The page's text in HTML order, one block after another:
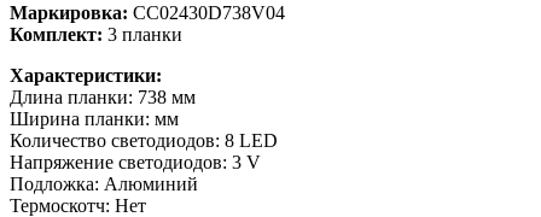
Маркировка: CC02430D738V04
Комплект: 3 планки
Характеристики:
Длина планки: 738 мм
Ширина планки: мм
Количество светодиодов: 8 LED
Напряжение светодиодов: 3 V
Подложка: Алюминий
Термоскотч: Нет